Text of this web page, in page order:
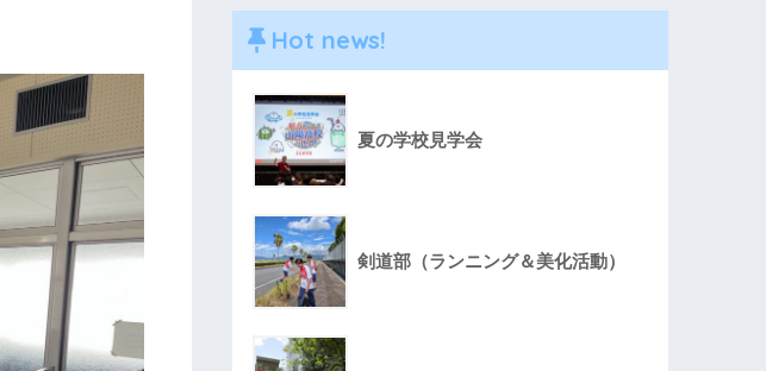
Hot news!
夏の学校見学会
剣道部（ランニング＆美化活動）